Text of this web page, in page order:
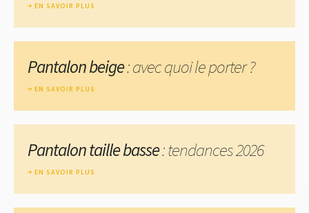
EN SAVOIR PLUS
Pantalon beige: avec quoi le porter ?
EN SAVOIR PLUS
Pantalon taille basse: tendances 2026
EN SAVOIR PLUS